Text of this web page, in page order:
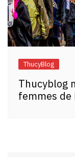
ThucyBlog
Thucyblog
femmes de